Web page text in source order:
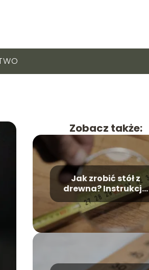
Zobacz także:
Jak zrobić stół z
drewna? Instrukcja
krok po kroku.